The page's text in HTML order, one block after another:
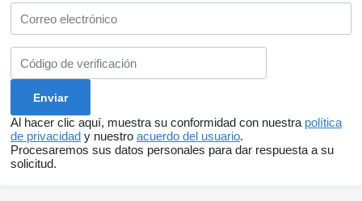
Al hacer clic aquí, muestra su conformidad con nuestra política
de privacidad y nuestro acuerdo del usuario.
Procesaremos sus datos personales para dar respuesta a su
solicitud.